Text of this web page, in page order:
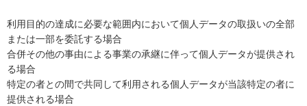
利用目的の達成に必要な範囲内において個人データの取扱いの全部
または一部を委託する場合
合併その他の事由による事業の承継に伴って個人データが提供され
る場合
特定の者との間で共同して利用される個人データが当該特定の者に
提供される場合